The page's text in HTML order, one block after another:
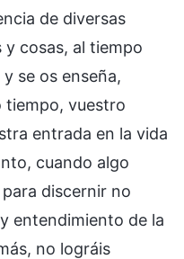
de diversas
cosas, al tiempo
se os enseña,
tiempo, vuestro
entrada en la vida
cuando algo
discernir no
entendimiento de la
no lográis